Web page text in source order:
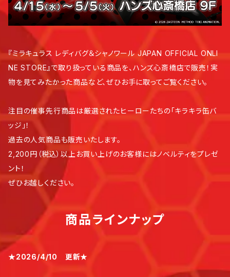
『ミラキュラス レディバグ＆シャノワール JAPAN OFFICIAL ONLI
NE STORE』で取り扱っている商品を、ハンズ心斎橋店で販売！実
物を見てみたかった商品など、ぜひお手に取ってご覧ください。
注目の催事先行商品は厳選されたヒーローたちの「キラキラ缶バ
ッジ」！
過去の人気商品も販売いたします。
2,200円（税込）以上お買い上げのお客様にはノベルティをプレゼ
ント！
ぜひお越しください。
商品ラインナップ
★2026/4/10 更新★